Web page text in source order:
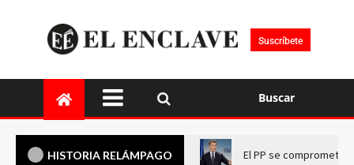
Suscríbete
Buscar
HISTORIA RELÁMPAGO El PP se compromete